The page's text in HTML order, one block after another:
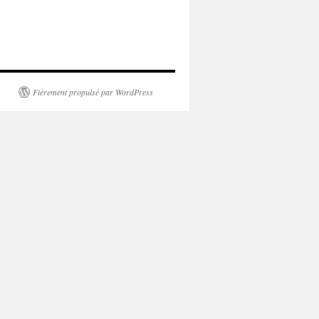
Fièrement propulsé par WordPress